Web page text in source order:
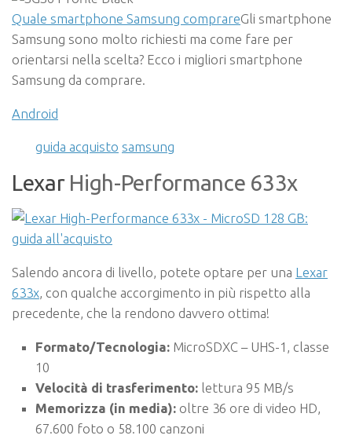
Quale smartphone Samsung comprareGli smartphone
Samsung sono molto richiesti ma come fare per
orientarsi nella scelta? Ecco i migliori smartphone
Samsung da comprare.
Android
guida acquisto samsung
Lexar High-Performance 633x
Salendo ancora di livello, potete optare per una Lexar
633x, con qualche accorgimento in più rispetto alla
precedente, che la rendono davvero ottima!
Formato/Tecnologia: MicroSDXC – UHS-1, classe
10
Velocità di trasferimento: lettura 95 MB/s
Memorizza (in media): oltre 36 ore di video HD,
67.600 foto o 58.100 canzoni